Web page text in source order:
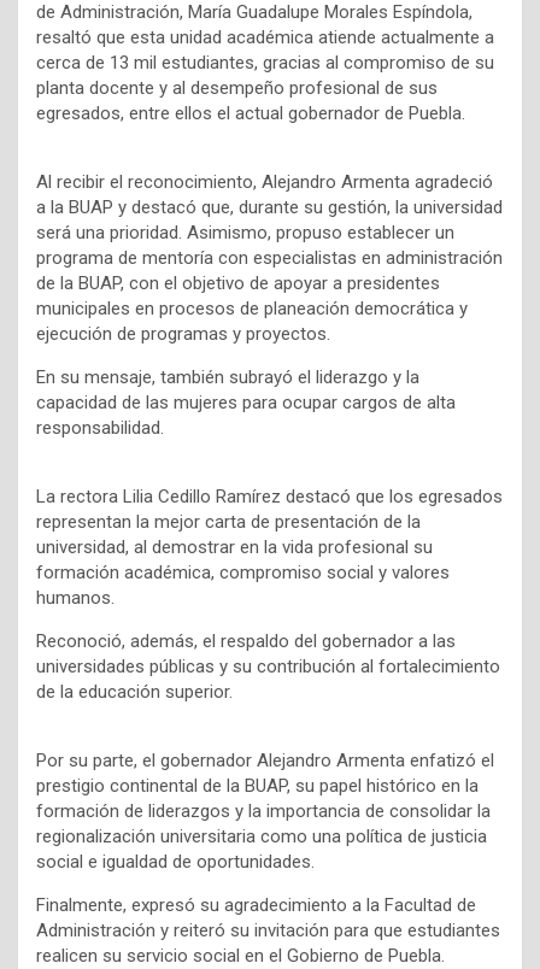
de Administración, María Guadalupe Morales Espíndola,
resaltó que esta unidad académica atiende actualmente a
cerca de 13 mil estudiantes, gracias al compromiso de su
planta docente y al desempeño profesional de sus
egresados, entre ellos el actual gobernador de Puebla.
Al recibir el reconocimiento, Alejandro Armenta agradeció
a la BUAP y destacó que, durante su gestión, la universidad
será una prioridad. Asimismo, propuso establecer un
programa de mentoría con especialistas en administración
de la BUAP, con el objetivo de apoyar a presidentes
municipales en procesos de planeación democrática y
ejecución de programas y proyectos.
En su mensaje, también subrayó el liderazgo y la
capacidad de las mujeres para ocupar cargos de alta
responsabilidad.
La rectora Lilia Cedillo Ramírez destacó que los egresados
representan la mejor carta de presentación de la
universidad, al demostrar en la vida profesional su
formación académica, compromiso social y valores
humanos.
Reconoció, además, el respaldo del gobernador a las
universidades públicas y su contribución al fortalecimiento
de la educación superior.
Por su parte, el gobernador Alejandro Armenta enfatizó el
prestigio continental de la BUAP, su papel histórico en la
formación de liderazgos y la importancia de consolidar la
regionalización universitaria como una política de justicia
social e igualdad de oportunidades.
Finalmente, expresó su agradecimiento a la Facultad de
Administración y reiteró su invitación para que estudiantes
realicen su servicio social en el Gobierno de Puebla.